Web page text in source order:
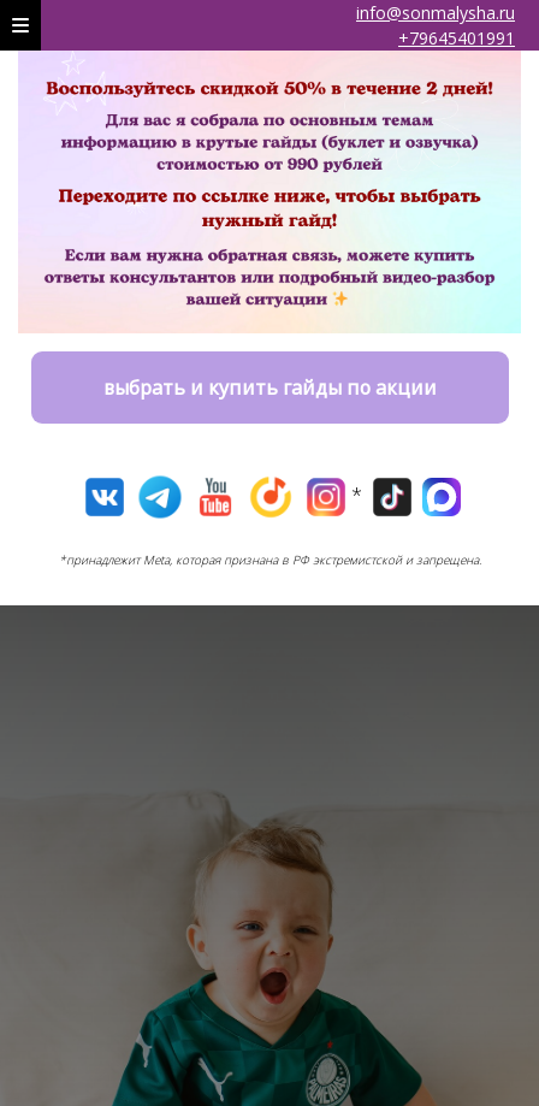
info@sonmalysha.ru
+79645401991
выбрать и купить гайды по акции
*
*принадлежит Meta, которая признана в РФ экстремистской и запрещена.